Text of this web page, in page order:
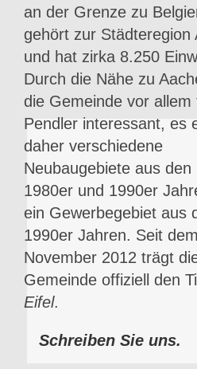
an der Grenze zu
gehört zur Städteregion
und hat zirka 8.250
Durch die Nähe zu
die Gemeinde vor allem
Pendler interessant, es
daher verschiedene
Neubaugebiete aus den
1980er und 1990er
ein Gewerbegebiet aus
1990er Jahren. Seit
November 2012 trägt
Gemeinde offiziell den
Eifel.
Schreiben Sie uns.